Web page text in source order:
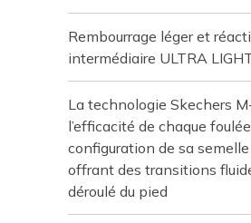
Rembourrage léger et
intermédiaire ULTRA
La technologie Skechers
l’efficacité de chaque
configuration de sa
offrant des transitions
déroulé du pied